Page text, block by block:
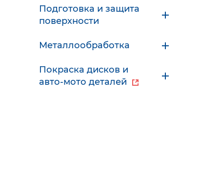
Подготовка и защита
поверхности
Металлообработка
Покраска дисков и
авто-мото деталей